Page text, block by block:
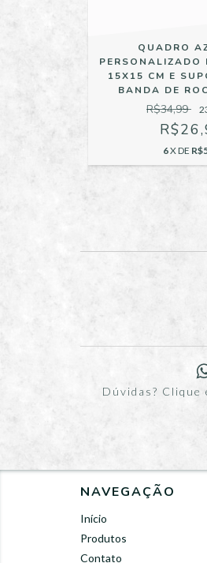
QUADRO
PERSONALIZADO
15X15 CM E
BANDA DE
R$34,99
6X DE
Dúvidas? Clique
NAVEGAÇÃO
Início
Produtos
Contato